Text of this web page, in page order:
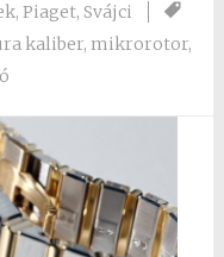
,Piaget,Svájci
kaliber, mikrorotor,